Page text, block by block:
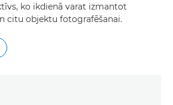
ko ikdienā varat izmantot
citu objektu fotografēšanai.